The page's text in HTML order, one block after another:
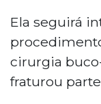
Ela seguirá
cirurgia
fraturou